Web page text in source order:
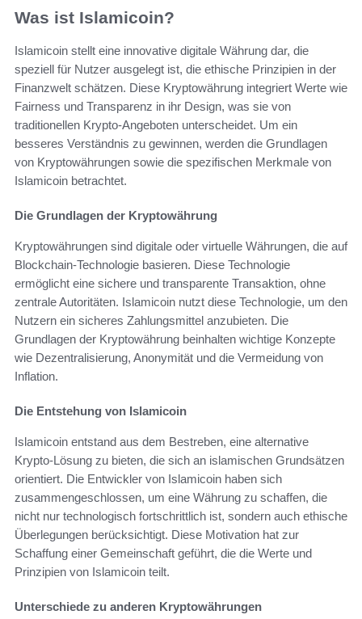
Was ist Islamicoin?
Islamicoin stellt eine innovative digitale Währung dar, die
speziell für Nutzer ausgelegt ist, die ethische Prinzipien in der
Finanzwelt schätzen. Diese Kryptowährung integriert Werte wie
Fairness und Transparenz in ihr Design, was sie von
traditionellen Krypto-Angeboten unterscheidet. Um ein
besseres Verständnis zu gewinnen, werden die Grundlagen
von Kryptowährungen sowie die spezifischen Merkmale von
Islamicoin betrachtet.
Die Grundlagen der Kryptowährung
Kryptowährungen sind digitale oder virtuelle Währungen, die auf
Blockchain-Technologie basieren. Diese Technologie
ermöglicht eine sichere und transparente Transaktion, ohne
zentrale Autoritäten. Islamicoin nutzt diese Technologie, um den
Nutzern ein sicheres Zahlungsmittel anzubieten. Die
Grundlagen der Kryptowährung beinhalten wichtige Konzepte
wie Dezentralisierung, Anonymität und die Vermeidung von
Inflation.
Die Entstehung von Islamicoin
Islamicoin entstand aus dem Bestreben, eine alternative
Krypto-Lösung zu bieten, die sich an islamischen Grundsätzen
orientiert. Die Entwickler von Islamicoin haben sich
zusammengeschlossen, um eine Währung zu schaffen, die
nicht nur technologisch fortschrittlich ist, sondern auch ethische
Überlegungen berücksichtigt. Diese Motivation hat zur
Schaffung einer Gemeinschaft geführt, die die Werte und
Prinzipien von Islamicoin teilt.
Unterschiede zu anderen Kryptowährungen